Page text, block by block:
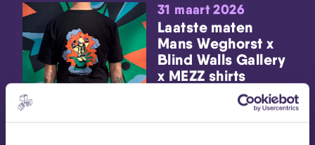
31 maart 2026
Laatste maten
Mans Weghorst x
Blind Walls Gallery
x MEZZ shirts